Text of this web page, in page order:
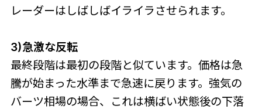
レーダーはしばしばイライラさせられます。
3)急激な反転
最終段階は最初の段階と似ています。価格は急
騰が始まった水準まで急速に戻ります。強気の
バーツ相場の場合、これは横ばい状態後の下落